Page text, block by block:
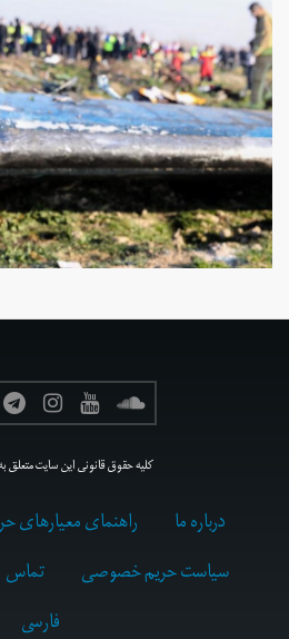
کلیه حقوق قانونی این سایت متعلق
درباره ما راهنمای معیارهای
سیاست حریم خصوصی
تماس
فارسى